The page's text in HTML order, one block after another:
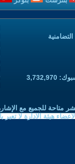
متاحة للجميع مع
هيئة الادارة لا